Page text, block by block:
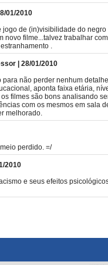
01/2010
de (in)visibilidade do
novo filme...talvez trabalhar
.
28/01/2010
não perder nenhum
aponta faixa etária,
filmes são bons analisando
com os mesmos em sala
melhorado.
perdido. =/
2010
e seus efeitos